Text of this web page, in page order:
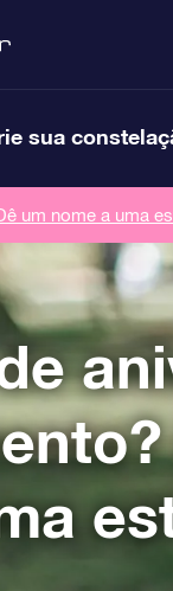
sua
um nome a uma